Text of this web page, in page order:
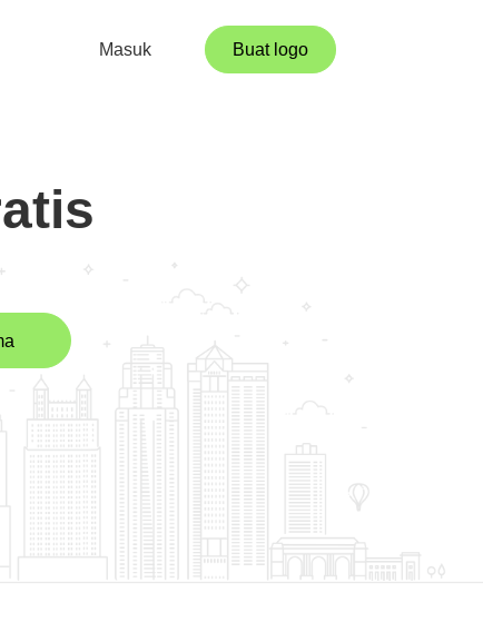
Masuk Buat logo